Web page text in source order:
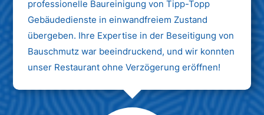
professionelle Baureinigung von Tipp-Topp
Gebäudedienste in einwandfreiem Zustand
übergeben. Ihre Expertise in der Beseitigung von
Bauschmutz war beeindruckend, und wir konnten
unser Restaurant ohne Verzögerung eröffnen!